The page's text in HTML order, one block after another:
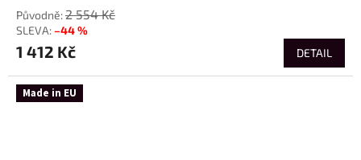
2 554 Kč
–44 %
1 412 Kč DETAIL
Made in EU